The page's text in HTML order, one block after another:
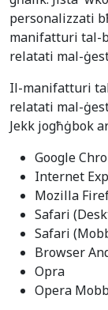
personalizzati
manifatturi tal-
relatati mal-
Il-manifatturi
relatati mal-
Jekk jogħġbok
Google
Internet
Mozilla
Safari
Safari
Browser
Opra
Opera